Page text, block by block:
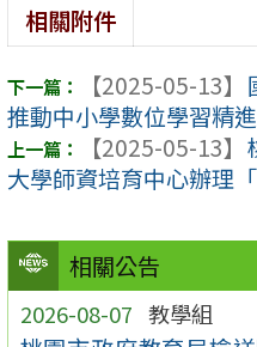
相關公告
2026-08-07 教學組
相關附件
【2025-05-13】
推動中小學數位學習精
【2025-05-13】
大學師資培育中心辦理